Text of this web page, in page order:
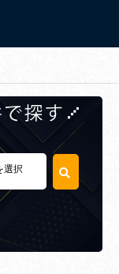
選択